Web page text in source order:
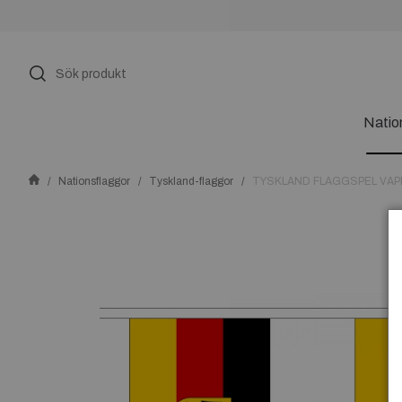
Nationsflaggor Tyskland-flaggor TYSKLAND FLAGGSPEL